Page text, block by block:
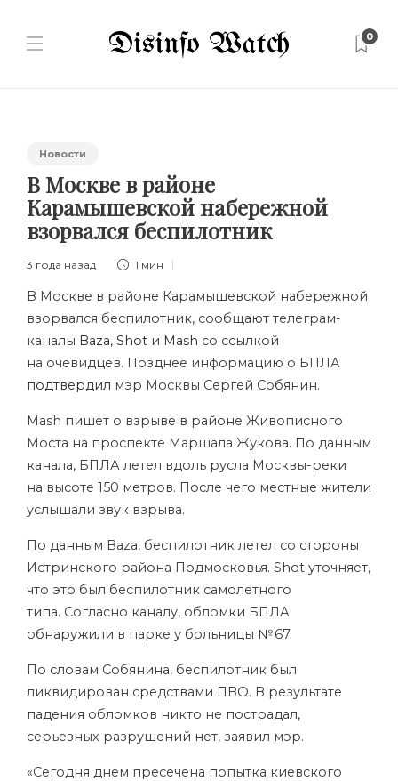
0
Новости
В Москве в районе
Карамышевской набережной
взорвался беспилотник
3 года назад 1 мин
В Москве в районе Карамышевской набережной
взорвался беспилотник, сообщают телеграм-
каналы Baza, Shot и Mash со ссылкой
на очевидцев. Позднее информацию о БПЛА
подтвердил мэр Москвы Сергей Собянин.
Mash пишет о взрыве в районе Живописного
Моста на проспекте Маршала Жукова. По данным
канала, БПЛА летел вдоль русла Москвы-реки
на высоте 150 метров. После чего местные жители
услышали звук взрыва.
По данным Baza, беспилотник летел со стороны
Истринского района Подмосковья. Shot уточняет,
что это был беспилотник самолетного
типа. Согласно каналу, обломки БПЛА
обнаружили в парке у больницы № 67.
По словам Собянина, беспилотник был
ликвидирован средствами ПВО. В результате
падения обломков никто не пострадал,
серьезных разрушений нет, заявил мэр.
«Сегодня днем пресечена попытка киевского